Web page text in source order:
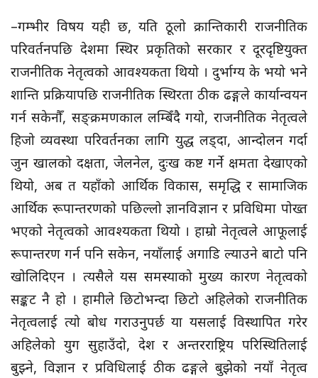
–गम्भीर विषय यही छ, यति ठूलो क्रान्तिकारी राजनीतिक
परिवर्तनपछि देशमा स्थिर प्रकृतिको सरकार र दूरदृष्टियुक्त
राजनीतिक नेतृत्वको आवश्यकता थियो । दुर्भाग्य के भयो भने
शान्ति प्रक्रियापछि राजनीतिक स्थिरता ठीक ढङ्गले कार्यान्वयन
गर्न सकेनौँ, सङ्क्रमणकाल लम्बिँदै गयो, राजनीतिक नेतृत्वले
हिजो व्यवस्था परिवर्तनका लागि युद्ध लड्दा, आन्दोलन गर्दा
जुन खालको दक्षता, जेलनेल, दुःख कष्ट गर्ने क्षमता देखाएको
थियो, अब त यहाँको आर्थिक विकास, समृद्धि र सामाजिक
आर्थिक रूपान्तरणको पछिल्लो ज्ञानविज्ञान र प्रविधिमा पोख्त
भएको नेतृत्वको आवश्यकता थियो । हाम्रो नेतृत्वले आफूलाई
रूपान्तरण गर्न पनि सकेन, नयाँलाई अगाडि ल्याउने बाटो पनि
खोलिदिएन । त्यसैले यस समस्याको मुख्य कारण नेतृत्वको
सङ्कट नै हो । हामीले छिटोभन्दा छिटो अहिलेको राजनीतिक
नेतृत्वलाई त्यो बोध गराउनुपर्छ या यसलाई विस्थापित गरेर
अहिलेको युग सुहाउँदो, देश र अन्तरराष्ट्रिय परिस्थितिलाई
बुझ्ने, विज्ञान र प्रविधिलाई ठीक ढङ्गले बुझेको नयाँ नेतृत्व